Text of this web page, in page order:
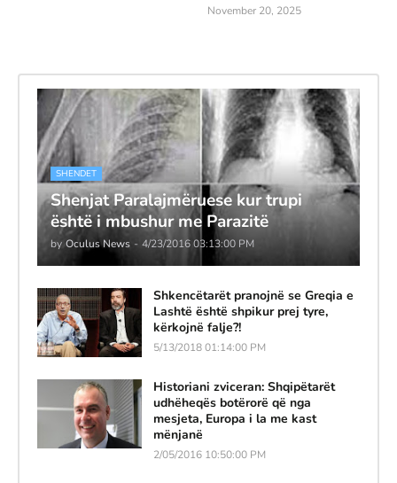
November 20, 2025
SHENDET
Shenjat Paralajmëruese kur trupi
është i mbushur me Parazitë
by Oculus News - 4/23/2016 03:13:00 PM
Shkencëtarët pranojnë se Greqia e
Lashtë është shpikur prej tyre,
kërkojnë falje?!
5/13/2018 01:14:00 PM
Historiani zviceran: Shqipëtarët
udhëheqës botërorë që nga
mesjeta, Europa i la me kast
mënjanë
2/05/2016 10:50:00 PM